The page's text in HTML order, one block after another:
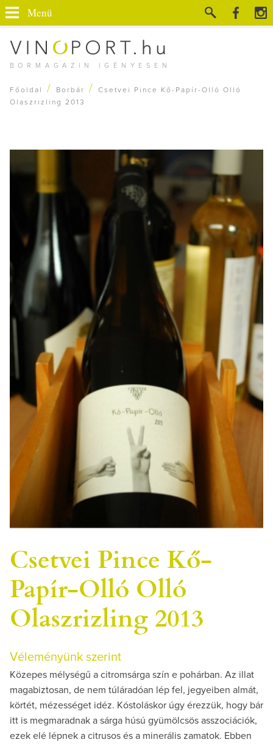
BORMAGAZIN IGÉNYESEN
Menü
Főoldal / Borbár /
Csetvei Pince Kő-Papír-Olló Olló
Olaszrizling 2013
Csetvei Pince Kő-
Papír-Olló Olló
Olaszrizling 2013
Véleményünk szerint
Közepes mélységű a citromsárga szín e pohárban. Az illat
magabiztosan, de nem túláradóan lép fel, jegyeiben almát,
körtét, mézességet idéz. Kóstoláskor úgy érezzük, hogy bár
itt is megmaradnak a sárga húsú gyümölcsös asszociációk,
ezek elé lépnek a citrusos és a minerális zamatok. Ebben